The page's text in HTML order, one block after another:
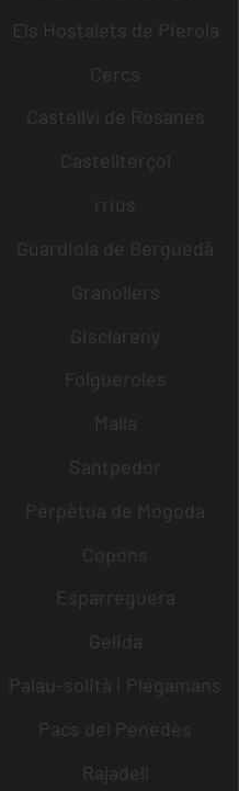
Els Hostalets de Pierola
Cercs
Castellví de Rosanes
Castellterçol
rrius
Guardiola de Berguedà
Granollers
Gisclareny
Folgueroles
Malla
Santpedor
Perpètua de Mogoda
Copons
Esparreguera
Gelida
Palau-solità i Plegamans
Pacs del Penedès
Rajadell